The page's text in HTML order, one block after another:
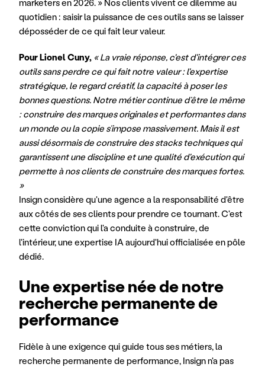
marketers en 2026. » Nos clients vivent ce dilemme au
quotidien : saisir la puissance de ces outils sans se laisser
déposséder de ce qui fait leur valeur.
Pour Lionel Cuny, « La vraie réponse, c'est d'intégrer ces
outils sans perdre ce qui fait notre valeur : l'expertise
stratégique, le regard créatif, la capacité à poser les
bonnes questions. Notre métier continue d’être le même
: construire des marques originales et performantes dans
un monde ou la copie s’impose massivement. Mais il est
aussi désormais de construire des stacks techniques qui
garantissent une discipline et une qualité d'exécution qui
permette à nos clients de construire des marques fortes.
»
Insign considère qu'une agence a la responsabilité d'être
aux côtés de ses clients pour prendre ce tournant. C'est
cette conviction qui l'a conduite à construire, de
l'intérieur, une expertise IA aujourd'hui officialisée en pôle
dédié.
Une expertise née de notre
recherche permanente de
performance
Fidèle à une exigence qui guide tous ses métiers, la
recherche permanente de performance, Insign n'a pas